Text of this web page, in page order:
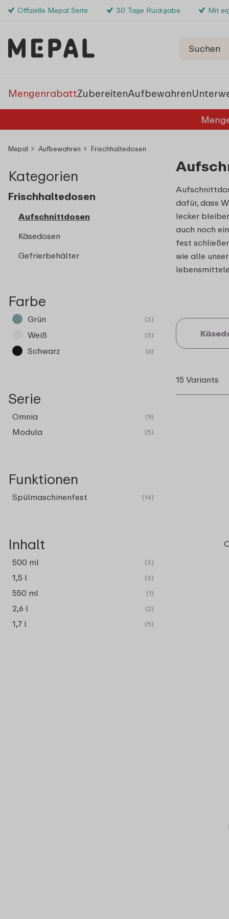
Offizielle Mepal Seite 30 Tage Rückgabe Mit
MengenrabattZubereitenAufbewahren
Mepal Aufbewahren Frischhaltedosen
Kategorien
Frischhaltedosen
Aufschnittdosen
Käsedosen
Gefrierbehälter
Farbe
Grün (3)
Weiß (5)
Schwarz (6)
Serie
Omnia (9)
Modula (5)
Funktionen
Spülmaschinenfest (14)
Inhalt
500 ml (3)
1,5 l (3)
550 ml (1)
2,6 l (2)
1,7 l (5)
dafür, dass
lecker
auch noch
fest
wie alle
15 Variants